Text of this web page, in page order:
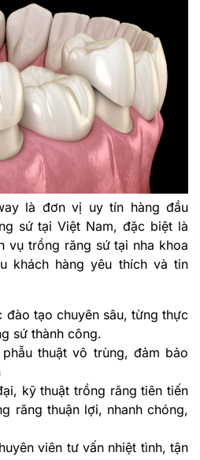
là đơn vị uy tín hàng đầu
sứ tại Việt Nam, đặc biệt là
vụ trồng răng sứ tại nha khoa
khách hàng yêu thích và tin
tạo chuyên sâu, từng thực
sứ thành công.
thuật vô trùng, đảm bảo
kỹ thuật trồng răng tiên tiến
răng thuận lợi, nhanh chóng,
viên tư vấn nhiệt tình, tận